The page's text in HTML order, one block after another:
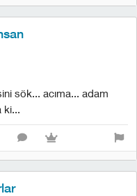
sök... acıma... adam
ki...